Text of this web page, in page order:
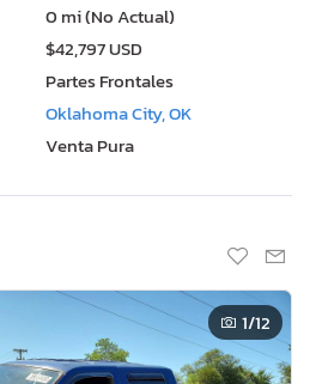
0 mi (No Actual)
$42,797 USD
Partes Frontales
Oklahoma City, OK
Venta Pura
1/12